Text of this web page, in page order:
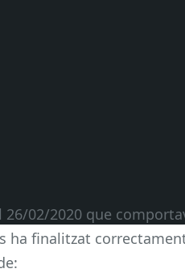
26/02/2020 que
ha finalitzat